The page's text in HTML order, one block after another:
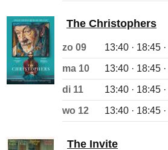
The Christophers
zo 09 13:40 · 18:45
ma 10 13:40 · 18:45
di 11 13:40 · 18:45
wo 12 13:40 · 18:45
The Invite